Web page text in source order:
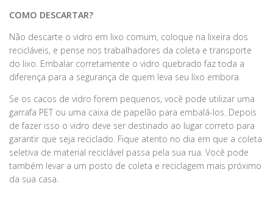
COMO DESCARTAR?
Não descarte o vidro em lixo comum, coloque na lixeira dos
recicláveis, e pense nos trabalhadores da coleta e transporte
do lixo. Embalar corretamente o vidro quebrado faz toda a
diferença para a segurança de quem leva seu lixo embora.
Se os cacos de vidro forem pequenos, você pode utilizar uma
garrafa PET ou uma caixa de papelão para embalá-los. Depois
de fazer isso o vidro deve ser destinado ao lugar correto para
garantir que seja reciclado. Fique atento no dia em que a coleta
seletiva de material reciclável passa pela sua rua. Você pode
também levar a um posto de coleta e reciclagem mais próximo
da sua casa.